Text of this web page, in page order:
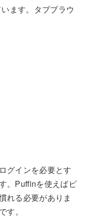
ます。タブブラウ
グインを必要とす
。Puffinを使えばピ
れる必要がありま
。